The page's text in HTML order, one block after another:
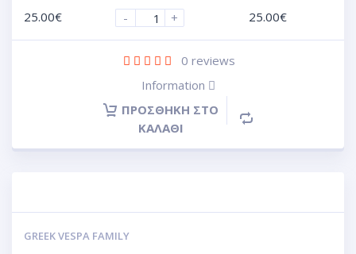
25.00€
-
+
25.00€
0 reviews
Information
ΠΡΟΣΘΉΚΗ ΣΤΟ
ΚΑΛΆΘΙ
GREEK VESPA FAMILY